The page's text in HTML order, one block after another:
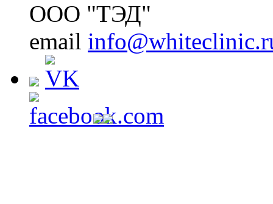
ООО "ТЭД"
email